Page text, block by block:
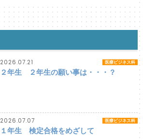
2026.07.21 医療ビジネス科
２年生 ２年生の願い事は・・・？
2026.07.07 医療ビジネス科
１年生 検定合格をめざして